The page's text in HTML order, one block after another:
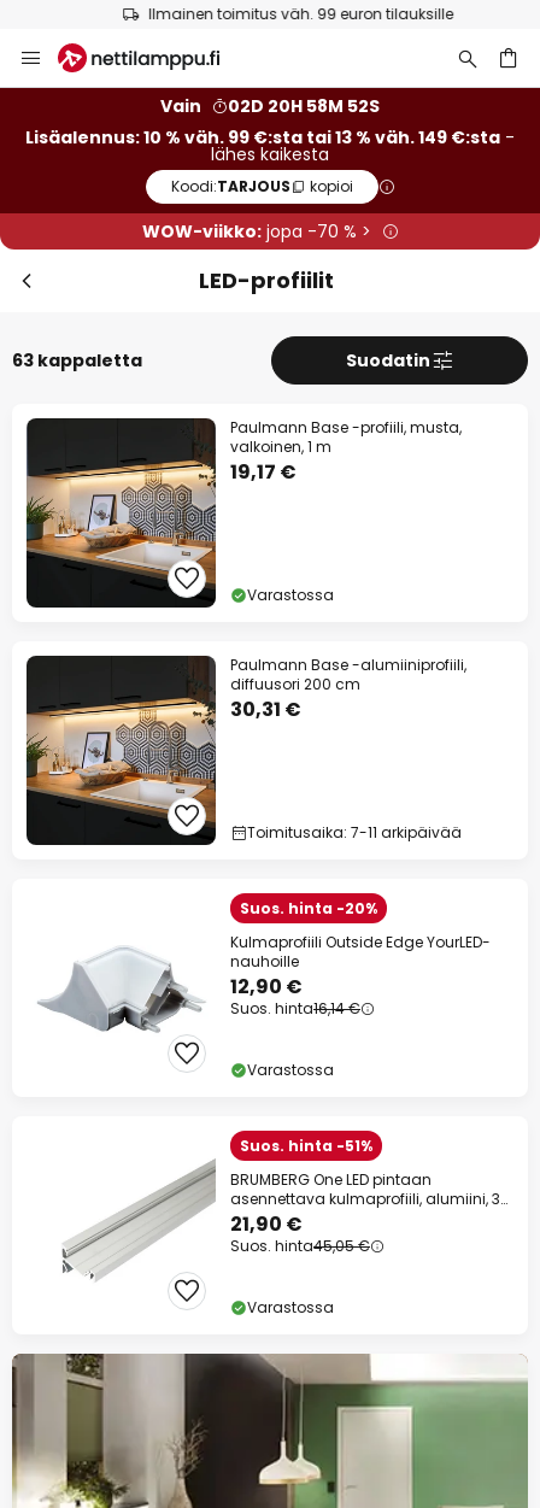
Ilmainen toimitus väh. 99 euron tilauksille
to
Vain
02D 20H 58M 51S
Lisäalennus: 10 % väh. 99 €:sta tai 13 % väh. 149 €:sta -
lähes kaikesta
Koodi:TARJOUS kopioi
WOW-viikko:jopa -70 % >
LED-profiilit
63 kappaletta Suodatin
Paulmann Base -profiili, musta,
valkoinen, 1 m
19,17 €
Varastossa
Paulmann Base -alumiiniprofiili,
diffuusori 200 cm
30,31 €
Toimitusaika: 7-11 arkipäivää
Suos. hinta -20%
Kulmaprofiili Outside Edge YourLED-
nauhoille
12,90 €
Suos. hinta16,14 €
Varastossa
Suos. hinta -51%
BRUMBERG One LED pintaan
asennettava kulmaprofiili, alumiini, 3
metriä
21,90 €
Suos. hinta45,05 €
Varastossa
Lisäalennus
13 % alennustaväh. 149 €:sta
10 % alennustaväh. 99 €:sta
lähes kaikesta*
Koodi:TARJOUS kopioi
*Poissuljetut tuotemerkit